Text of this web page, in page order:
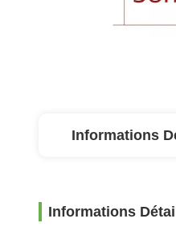
Informations
Informations